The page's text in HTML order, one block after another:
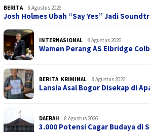
BERITA 8 Agustus 2026
Josh Holmes Ubah “Say Yes” Jadi
INTERNASIONAL 8 Agustus 2026
Wamen Perang AS Elbridge
BERITA, KRIMINAL 8 Agustus 2026
Lansia Asal Bogor Disekap di
DAERAH 8 Agustus 2026
3.000 Potensi Cagar Budaya di